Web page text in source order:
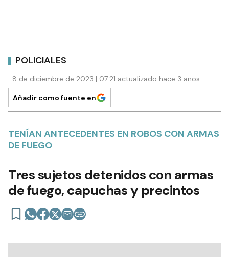
POLICIALES
8 de diciembre de 2023 | 07:21 actualizado hace 3 años
Añadir como fuente en
TENÍAN ANTECEDENTES EN ROBOS CON ARMAS
DE FUEGO
Tres sujetos detenidos con armas
de fuego, capuchas y precintos